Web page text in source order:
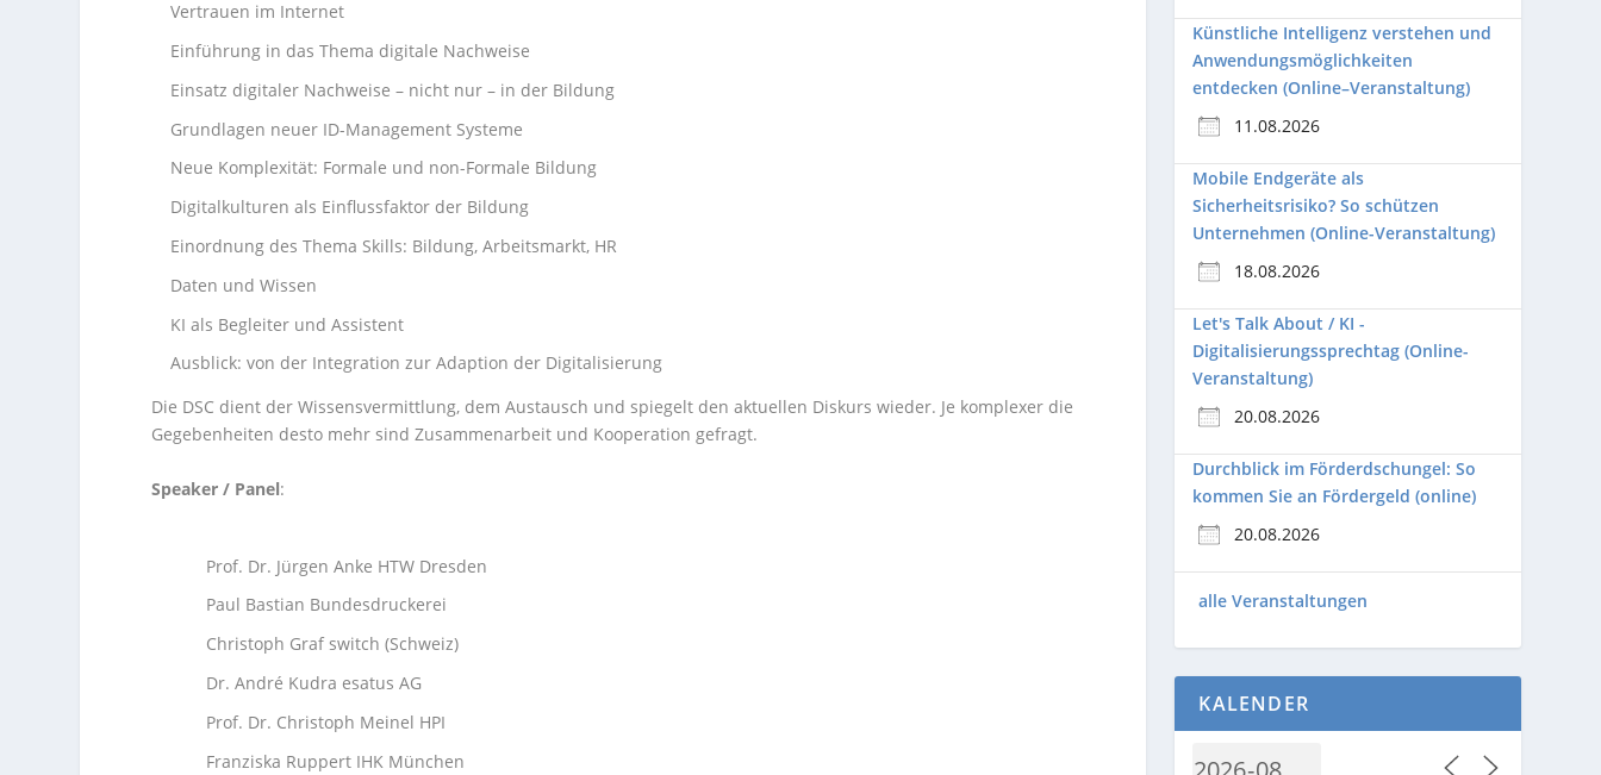
Vertrauen im Internet
Einführung in das Thema digitale Nachweise
Einsatz digitaler Nachweise – nicht nur – in der Bildung
Grundlagen neuer ID-Management Systeme
Neue Komplexität: Formale und non-Formale Bildung
Digitalkulturen als Einflussfaktor der Bildung
Einordnung des Thema Skills: Bildung, Arbeitsmarkt, HR
Daten und Wissen
KI als Begleiter und Assistent
Ausblick: von der Integration zur Adaption der Digitalisierung
Die DSC dient der Wissensvermittlung, dem Austausch und spiegelt den aktuellen Diskurs wieder. Je komplexer die
Gegebenheiten desto mehr sind Zusammenarbeit und Kooperation gefragt.
Speaker / Panel:
Prof. Dr. Jürgen Anke HTW Dresden
Paul Bastian Bundesdruckerei
Christoph Graf switch (Schweiz)
Dr. André Kudra esatus AG
Prof. Dr. Christoph Meinel HPI
Franziska Ruppert IHK München
Künstliche Intelligenz verstehen und
Anwendungsmöglichkeiten
entdecken (Online–Veranstaltung)
11.08.2026
Mobile Endgeräte als
Sicherheitsrisiko? So schützen
Unternehmen (Online-Veranstaltung)
18.08.2026
Let's Talk About / KI -
Digitalisierungssprechtag (Online-
Veranstaltung)
20.08.2026
Durchblick im Förderdschungel: So
kommen Sie an Fördergeld (online)
20.08.2026
alle Veranstaltungen
KALENDER